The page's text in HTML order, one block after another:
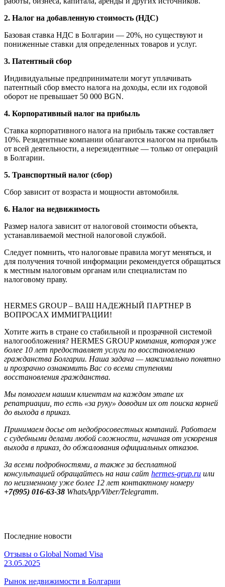
2. Налог на добавленную стоимость (НДС)
Базовая ставка НДС в Болгарии — 20%, но существуют и
пониженные ставки для определенных товаров и услуг.
3. Патентный сбор
Индивидуальные предприниматели могут уплачивать
патентный сбор вместо налога на доходы, если их годовой
оборот не превышает 50 000 BGN.
4. Корпоративный налог на прибыль
Ставка корпоративного налога на прибыль также составляет
10%. Резидентные компании облагаются налогом на прибыль
от всей деятельности, а нерезидентные — только от операций
в Болгарии.
5. Транспортный налог (сбор)
Сбор зависит от возраста и мощности автомобиля.
6. Налог на недвижимость
Размер налога зависит от налоговой стоимости объекта,
устанавливаемой местной налоговой службой.
Следует помнить, что налоговые правила могут меняться, и
для получения точной информации рекомендуется обращаться
к местным налоговым органам или специалистам по
налоговому праву.
HERMES GROUP – ВАШ НАДЕЖНЫЙ ПАРТНЕР В
ВОПРОСАХ ИММИГРАЦИИ!
Хотите жить в стране со стабильной и прозрачной системой
налогообложения? HERMES GROUPкомпания, которая уже
более 10 лет предоставляет услуги по восстановлению
гражданства Болгарии. Наша задача — максимально понятно
и прозрачно ознакомить Вас со всеми ступенями
восстановления гражданства.
Мы помогаем нашим клиентам на каждом этапе их
репатриации, то есть «за руку» доводим их от поиска корней
до выхода в приказ.
Принимаем досье от недобросовестных компаний. Работаем
с судебными делами любой сложности, начиная от ускорения
выхода в приказ, до обжалования официальных отказов.
За всеми подробностями, а также за бесплатной
консультацией обращайтесь на наш сайт hermes-grup.ru или
по неизменному уже более 12 лет контактному номеру
+7(995) 016-63-38 WhatsApp/Viber/Telegramm.
Последние новости
Отзывы о Global Nomad Visa
23.05.2025
Рынок недвижимости в Болгарии